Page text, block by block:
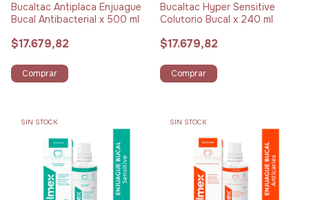
Bucaltac Antiplaca Enjuague
Bucal Antibacterial x 500 ml
$17.679,82
Comprar
Bucaltac Hyper Sensitive
Colutorio Bucal x 240 ml
$17.679,82
Comprar
SIN STOCK SIN STOCK